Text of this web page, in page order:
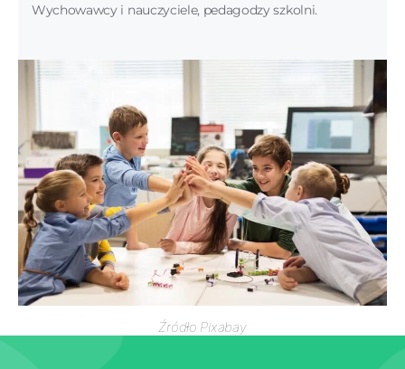
Wychowawcy i nauczyciele, pedagodzy szkolni.
Źródło Pixabay